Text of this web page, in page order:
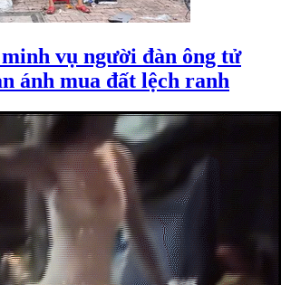
vụ người đàn ông tử
ánh mua đất lệch ranh